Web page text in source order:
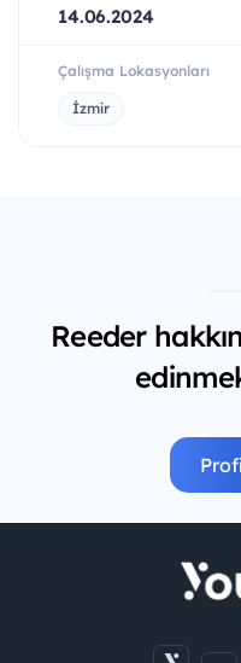
14.06.2024
Çalışma Lokasyonları
İzmir
Reeder